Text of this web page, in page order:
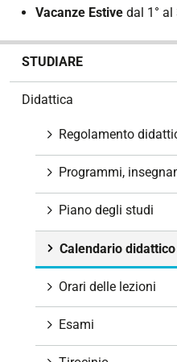
Vacanze Estive dal 1°
STUDIARE
Didattica
Regolamento
Programmi,
Piano degli studi
Calendario didattico
Orari delle lezioni
Esami